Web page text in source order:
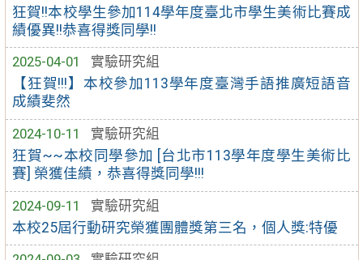
狂賀!!本校學生參加114學年度臺北市學生美術比賽成
績優異!!恭喜得獎同學!!
2025-04-01
實驗研究組
【狂賀!!!】本校參加113學年度臺灣手語推廣短語音
成績斐然
2024-10-11
實驗研究組
狂賀~~本校同學參加 [台北市113學年度學生美術比
賽] 榮獲佳績，恭喜得獎同學!!!
2024-09-11
實驗研究組
本校25屆行動研究榮獲團體獎第三名，個人獎:特優